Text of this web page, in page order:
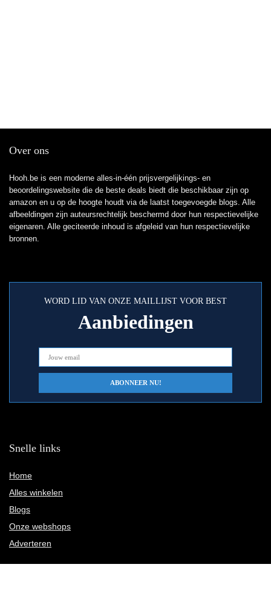
Over ons
Hooh.be is een moderne alles-in-één prijsvergelijkings- en
beoordelingswebsite die de beste deals biedt die beschikbaar zijn op
amazon en u op de hoogte houdt via de laatst toegevoegde blogs. Alle
afbeeldingen zijn auteursrechtelijk beschermd door hun respectievelijke
eigenaren. Alle geciteerde inhoud is afgeleid van hun respectievelijke
bronnen.
WORD LID VAN ONZE MAILLIJST VOOR BEST
Aanbiedingen
Snelle links
Home
Alles winkelen
Blogs
Onze webshops
Adverteren
Verklaringen